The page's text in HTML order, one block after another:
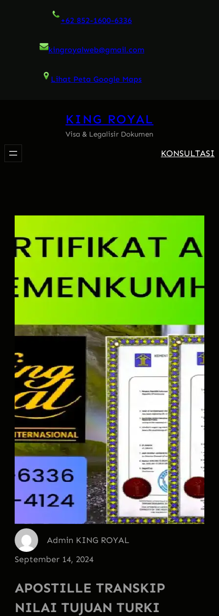
+62 852-1600-6336
kingroyalweb@gmail.com
Lihat Peta Google Maps
KING ROYAL
Visa & Legalisir Dokumen
KONSULTASI
Admin KING ROYAL
September 14, 2024
APOSTILLE TRANSKIP
NILAI TUJUAN TURKI